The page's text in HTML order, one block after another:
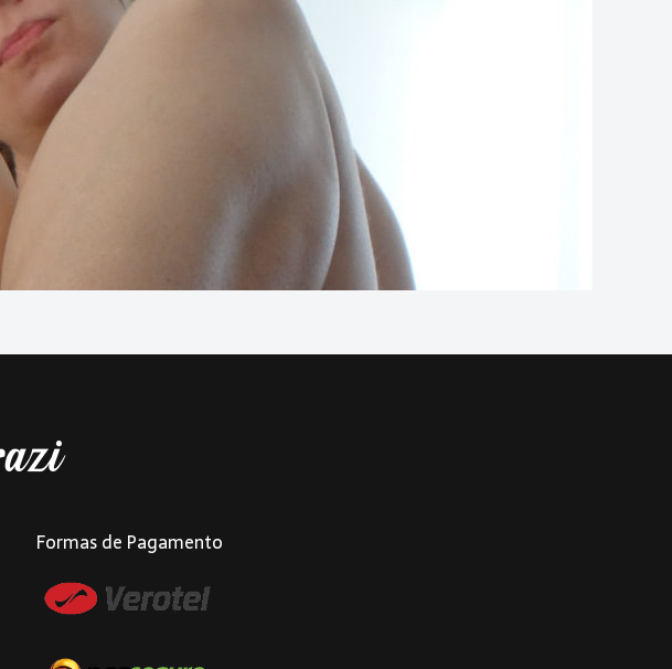
Formas de Pagamento